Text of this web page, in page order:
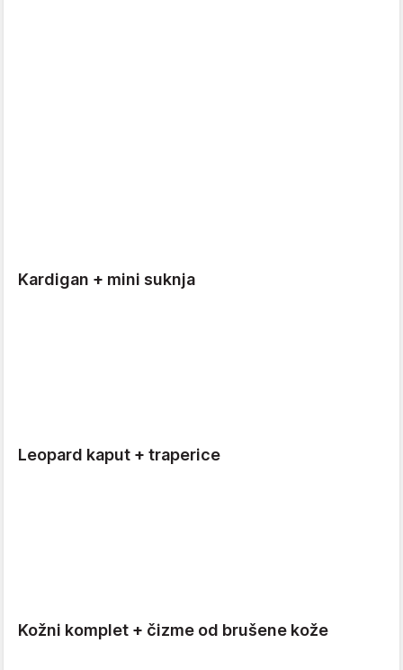
Kardigan + mini suknja
Leopard kaput + traperice
Kožni komplet + čizme od brušene kože